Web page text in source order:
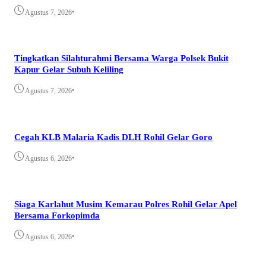
Agustus 7, 2026•
Tingkatkan Silahturahmi Bersama Warga Polsek Bukit
Kapur Gelar Subuh Keliling
Agustus 7, 2026•
Cegah KLB Malaria Kadis DLH Rohil Gelar Goro
Agustus 6, 2026•
Siaga Karlahut Musim Kemarau Polres Rohil Gelar Apel
Bersama Forkopimda
Agustus 6, 2026•